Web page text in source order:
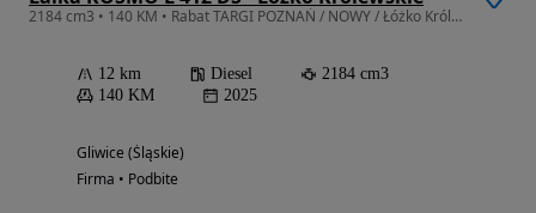
2184 cm3 • 140 KM • Rabat TARGI POZNAŃ / NOWY / Łóżko Królewskie / FV23% / Automat
12 km Diesel
2184 cm3
140 KM
2025
Gliwice (Śląskie)
Firma • Podbite